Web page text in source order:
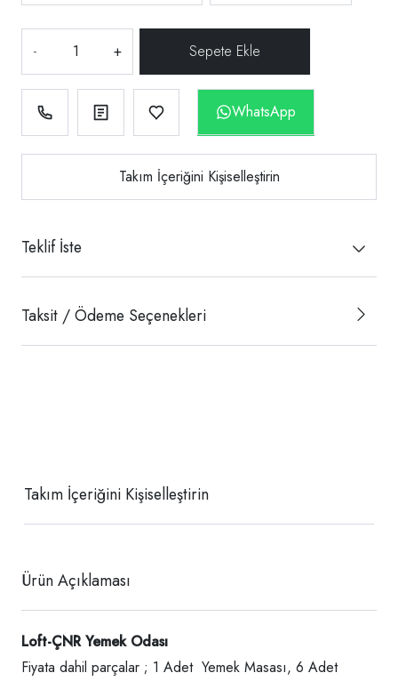
- +
WhatsApp
Takım İçeriğini Kişiselleştirin
Teklif İste
Taksit / Ödeme Seçenekleri
Takım İçeriğini Kişiselleştirin
Ürün Açıklaması
Loft-ÇNR Yemek Odası
Fiyata dahil parçalar ; 1 Adet Yemek Masası, 6 Adet